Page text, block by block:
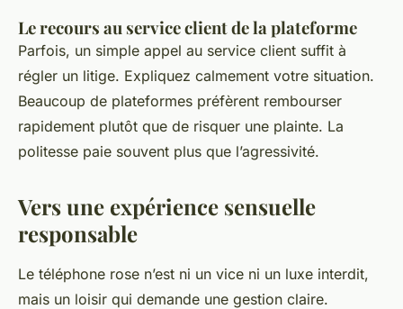
Le recours au service client de la plateforme
Parfois, un simple appel au service client suffit à
régler un litige. Expliquez calmement votre situation.
Beaucoup de plateformes préfèrent rembourser
rapidement plutôt que de risquer une plainte. La
politesse paie souvent plus que l’agressivité.
Vers une expérience sensuelle
responsable
Le téléphone rose n’est ni un vice ni un luxe interdit,
mais un loisir qui demande une gestion claire.